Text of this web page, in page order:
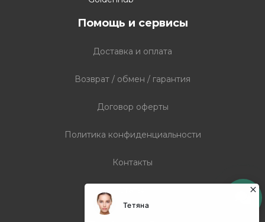
Помощь и сервисы
Доставка и оплата
Возврат / обмен / гарантия
Договор оферты
Политика конфиденциальности
Контакты